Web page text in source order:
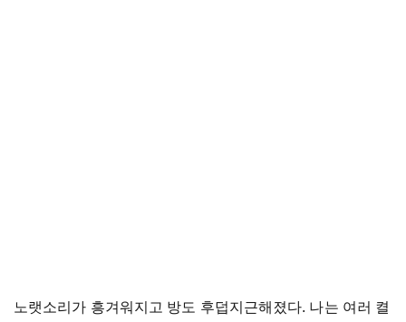
노랫소리가 흥겨워지고 방도 후덥지근해졌다. 나는 여러 켤